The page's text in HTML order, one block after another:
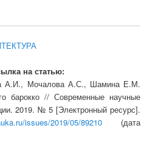
на статью:
А.И., Мочалова А.С., Шамина Е.М.
барокко // Современные научные
2019. № 5 [Электронный ресурс].
issues/2019/05/89210(дата